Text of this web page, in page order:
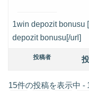
1win depozit bonusu
depozit bonusu[/url]
投稿者
15件の投稿を表示中 -